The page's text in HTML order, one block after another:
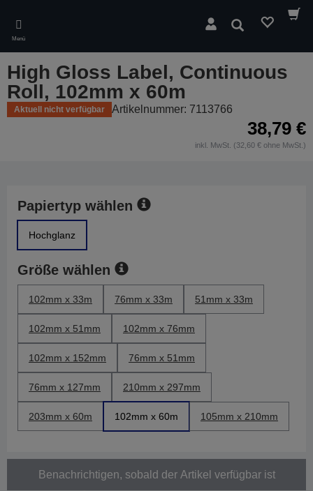
main
content
Menü
Suchen
High Gloss Label, Continuous
Roll, 102mm x 60m
Aktuell nicht verfügbar Artikelnummer: 7113766
38,79 €
inkl. MwSt. (32,60 € ohne MwSt.)
Papiertyp wählen
Hochglanz
Größe wählen
102mm x 33m 76mm x 33m 51mm x 33m
102mm x 51mm 102mm x 76mm
102mm x 152mm 76mm x 51mm
76mm x 127mm 210mm x 297mm
203mm x 60m 102mm x 60m 105mm x 210mm
Benachrichtigen, sobald der Artikel verfügbar ist